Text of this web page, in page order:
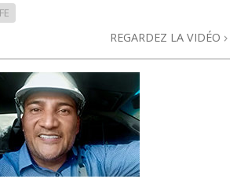
REGARDEZ LA VIDÉO